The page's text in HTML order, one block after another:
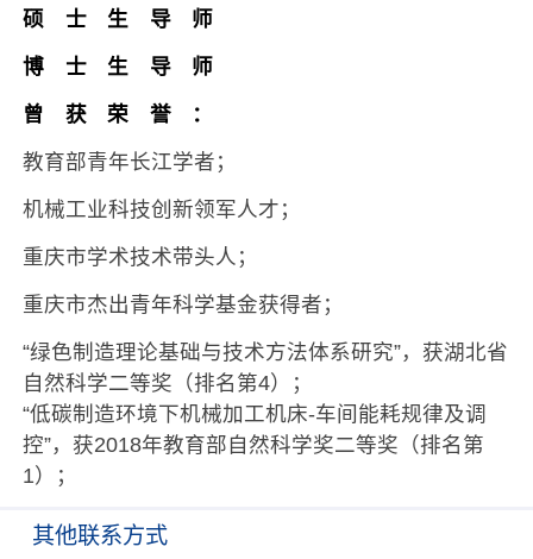
硕士生导师
博士生导师
曾获荣誉：
教育部青年长江学者；
机械工业科技创新领军人才；
重庆市学术技术带头人；
重庆市杰出青年科学基金获得者；
“绿色制造理论基础与技术方法体系研究”，获湖北省
自然科学二等奖（排名第4）；
“低碳制造环境下机械加工机床-车间能耗规律及调
控”，获2018年教育部自然科学奖二等奖（排名第
1）；
其他联系方式